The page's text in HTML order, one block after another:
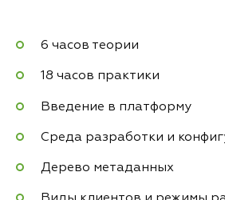
6 часов теории
18 часов практики
Введение в платформу
Среда разработки и
Дерево метаданных